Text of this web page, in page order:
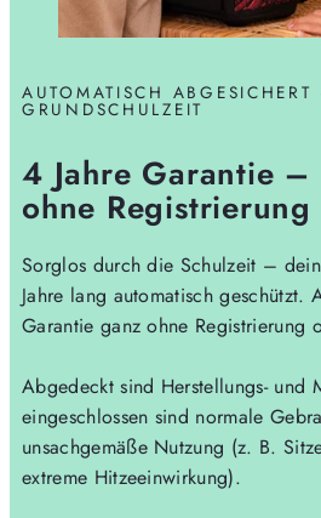
AUTOMATISCH
GRUNDSCHULZEIT
4 Jahre Garantie –
ohne Registrierung
Sorglos durch die Schulzeit –
Jahre lang automatisch geschützt.
Garantie ganz ohne Registrierung
Abgedeckt sind Herstellungs- und
eingeschlossen sind normale
unsachgemäße Nutzung (z. B.
extreme Hitzeeinwirkung).